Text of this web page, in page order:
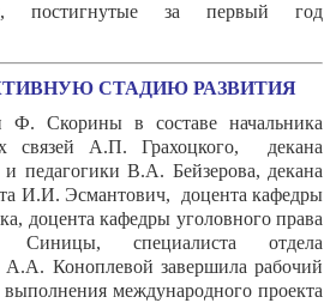
постигнутые за первый год
СТАДИЮ РАЗВИТИЯ
Ф. Скорины в составе начальника
связей А.П. Грахоцкого, декана
и педагогики В.А. Бейзерова, декана
И.И. Эсмантович, доцента кафедры
доцента кафедры уголовного права
специалиста отдела
А.А. Коноплевой завершила рабочий
международного проекта